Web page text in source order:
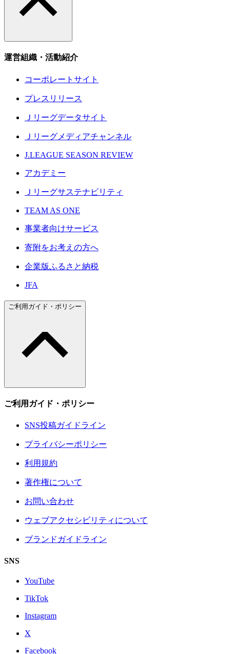
運営組織・活動紹介
コーポレートサイト
プレスリリース
Ｊリーグデータサイト
Ｊリーグメディアチャンネル
J.LEAGUE SEASON REVIEW
アカデミー
Ｊリーグサステナビリティ
TEAM AS ONE
事業者向けサービス
寄附をお考えの方へ
企業版ふるさと納税
JFA
ご利用ガイド・ポリシー
ご利用ガイド・ポリシー
SNS投稿ガイドライン
プライバシーポリシー
利用規約
著作権について
お問い合わせ
ウェブアクセシビリティについて
ブランドガイドライン
SNS
YouTube
TikTok
Instagram
X
Facebook